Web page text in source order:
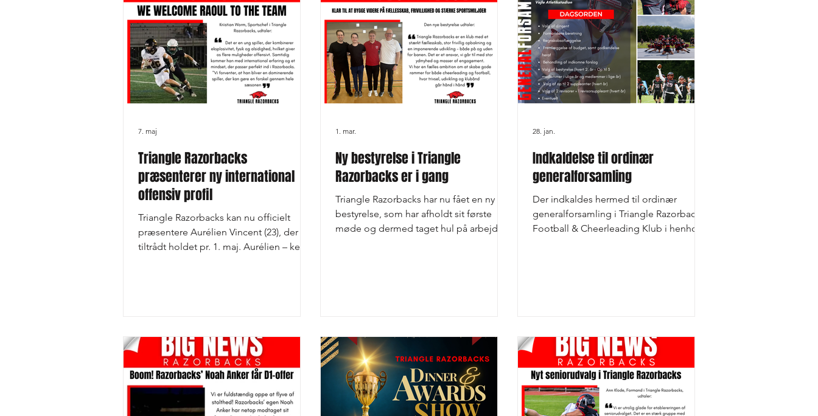
Triangle Razorbacks
præsenterer ny international
offensiv profil
Triangle Razorbacks kan nu officielt
præsentere Aurélien Vincent (23), der er
tiltrådt holdet pr. 1. maj. Aurélien – kendt
særdeles alsidig profil. Raoul kommer
fra Électriks de Shawinigan (Québec
Collegial, Canada), hvor han i begge
sæsoner som starter, markerede sig som
en af ligaens mest komple
7. maj
Ny bestyrelse i Triangle
Razorbacks er i gang
Triangle Razorbacks har nu fået en ny
bestyrelse, som har afholdt sit første
møde og dermed taget hul på arbejdet
Ansvarsområderne er fordelt med
tydeligt fokus på både sport og
fællesskab: Cheerleading: Niclas Senior
Football: Kenneth
1. mar.
Indkaldelse til ordinær
generalforsamling
Der indkaldes hermed til ordinær
generalforsamling i Triangle Razorbacks
Football & Cheerleading Klub i henhold
Behandling af indkomne forslag • Valg
af bestyrelse (hver 2. år – Op til 3
medlemmer i ulige år og 2 medlemmer i
lige
28. jan.